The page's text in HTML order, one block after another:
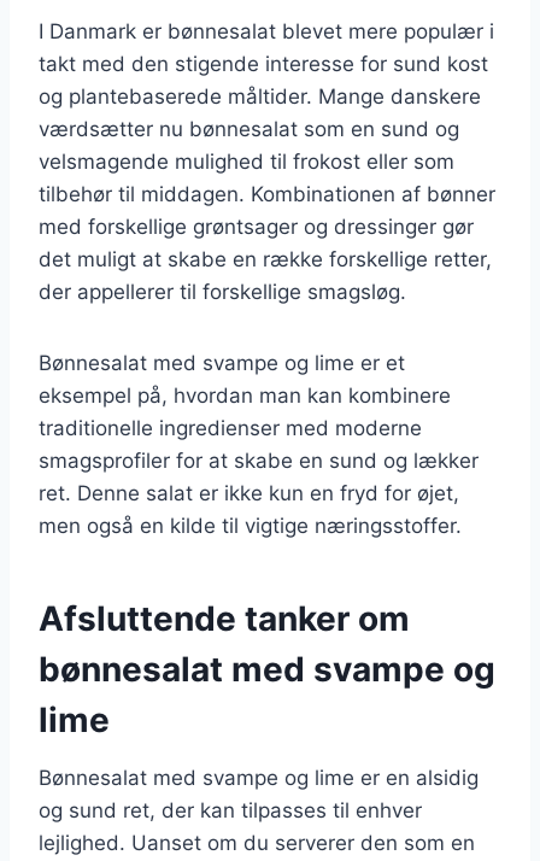
I Danmark er bønnesalat blevet mere populær i
takt med den stigende interesse for sund kost
og plantebaserede måltider. Mange danskere
værdsætter nu bønnesalat som en sund og
velsmagende mulighed til frokost eller som
tilbehør til middagen. Kombinationen af bønner
med forskellige grøntsager og dressinger gør
det muligt at skabe en række forskellige retter,
der appellerer til forskellige smagsløg.
Bønnesalat med svampe og lime er et
eksempel på, hvordan man kan kombinere
traditionelle ingredienser med moderne
smagsprofiler for at skabe en sund og lækker
ret. Denne salat er ikke kun en fryd for øjet,
men også en kilde til vigtige næringsstoffer.
Afsluttende tanker om
bønnesalat med svampe og
lime
Bønnesalat med svampe og lime er en alsidig
og sund ret, der kan tilpasses til enhver
lejlighed. Uanset om du serverer den som en